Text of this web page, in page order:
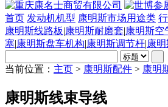
首页 发动机机型 康明斯市场用途类
康明斯线路板|康明斯耐磨套|康明斯空
塞|康明斯盘车机构|康明斯调节杆|康
当前位置： 主页 > 康明斯配件 > 康明
康明斯线束导线